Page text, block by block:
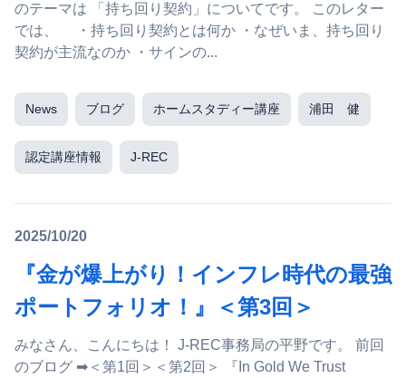
のテーマは 「持ち回り契約」についてです。 このレター
では、 ・持ち回り契約とは何か ・なぜいま、持ち回り
契約が主流なのか ・サインの...
News ブログ ホームスタディー講座 浦田 健
認定講座情報 J-REC
2025/10/20
『金が爆上がり！インフレ時代の最強
ポートフォリオ！』＜第3回＞
みなさん、こんにちは！ J-REC事務局の平野です。 前回
のブログ ➡＜第1回＞＜第2回＞ 『In Gold We Trust